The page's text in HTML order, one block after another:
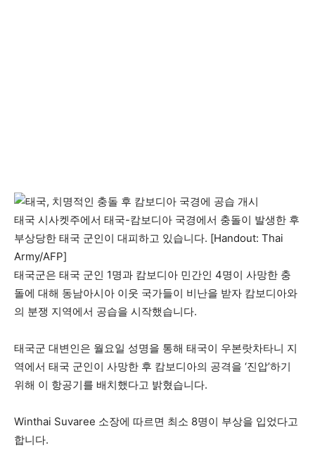
태국 시사켓주에서 태국-캄보디아 국경에서 충돌이 발생한 후
부상당한 태국 군인이 대피하고 있습니다. [Handout: Thai
Army/AFP]
태국군은 태국 군인 1명과 캄보디아 민간인 4명이 사망한 충
돌에 대해 동남아시아 이웃 국가들이 비난을 받자 캄보디아와
의 분쟁 지역에서 공습을 시작했습니다.
태국군 대변인은 월요일 성명을 통해 태국이 우본랏차타니 지
역에서 태국 군인이 사망한 후 캄보디아의 공격을 ‘진압’하기
위해 이 항공기를 배치했다고 밝혔습니다.
Winthai Suvaree 소장에 따르면 최소 8명이 부상을 입었다고
합니다.